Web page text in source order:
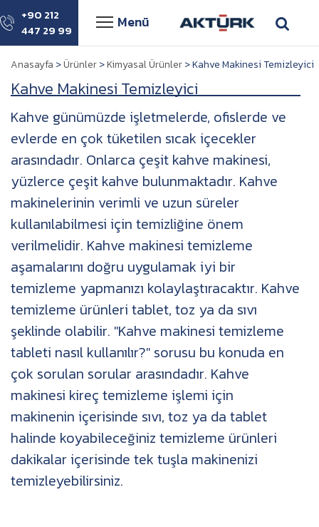
+90 212
447 29 99
Menü
Anasayfa >Ürünler>Kimyasal Ürünler> Kahve Makinesi Temizleyici
Kahve Makinesi Temizleyici
Kahve günümüzde işletmelerde, ofislerde ve
evlerde en çok tüketilen sıcak içecekler
arasındadır. Onlarca çeşit kahve makinesi,
yüzlerce çeşit kahve bulunmaktadır. Kahve
makinelerinin verimli ve uzun süreler
kullanılabilmesi için temizliğine önem
verilmelidir. Kahve makinesi temizleme
aşamalarını doğru uygulamak iyi bir
temizleme yapmanızı kolaylaştıracaktır. Kahve
temizleme ürünleri tablet, toz ya da sıvı
şeklinde olabilir. "Kahve makinesi temizleme
tableti nasıl kullanılır?" sorusu bu konuda en
çok sorulan sorular arasındadır. Kahve
makinesi kireç temizleme işlemi için
makinenin içerisinde sıvı, toz ya da tablet
halinde koyabileceğiniz temizleme ürünleri
dakikalar içerisinde tek tuşla makinenizi
temizleyebilirsiniz.